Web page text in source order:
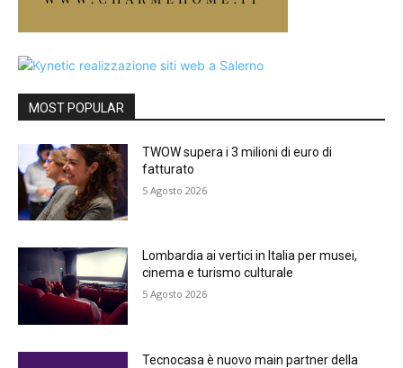
MOST POPULAR
TWOW supera i 3 milioni di euro di
fatturato
5 Agosto 2026
Lombardia ai vertici in Italia per musei,
cinema e turismo culturale
5 Agosto 2026
Tecnocasa è nuovo main partner della